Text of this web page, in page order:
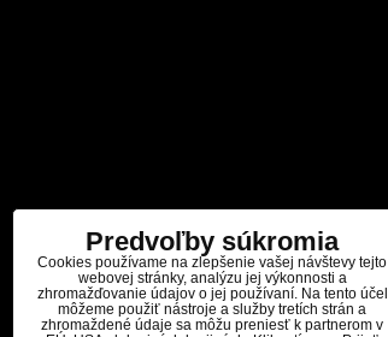
Predvoľby súkromia
Cookies používame na zlepšenie vašej návštevy tejto
webovej stránky, analýzu jej výkonnosti a
zhromažďovanie údajov o jej používaní. Na tento účel
môžeme použiť nástroje a služby tretích strán a
zhromaždené údaje sa môžu preniesť k partnerom v